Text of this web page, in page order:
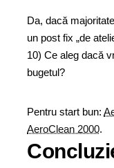
Da, dacă
un post fix „de
10) Ce aleg dacă
bugetul?
Pentru start bun:
AeroClean 2000.